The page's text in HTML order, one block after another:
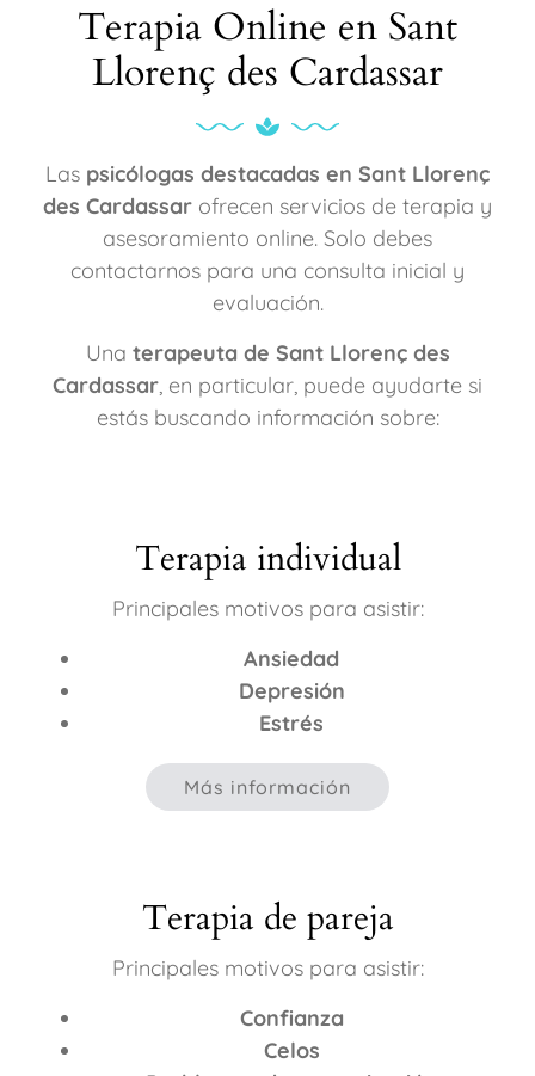
Terapia Online en Sant
Llorenç des Cardassar
Las psicólogas destacadas en Sant Llorenç
des Cardassar ofrecen servicios de terapia y
asesoramiento online. Solo debes
contactarnos para una consulta inicial y
evaluación.
Una terapeuta de Sant Llorenç des
Cardassar, en particular, puede ayudarte si
estás buscando información sobre:
Terapia individual
Principales motivos para asistir:
Ansiedad
Depresión
Estrés
Más información
Terapia de pareja
Principales motivos para asistir:
Confianza
Celos